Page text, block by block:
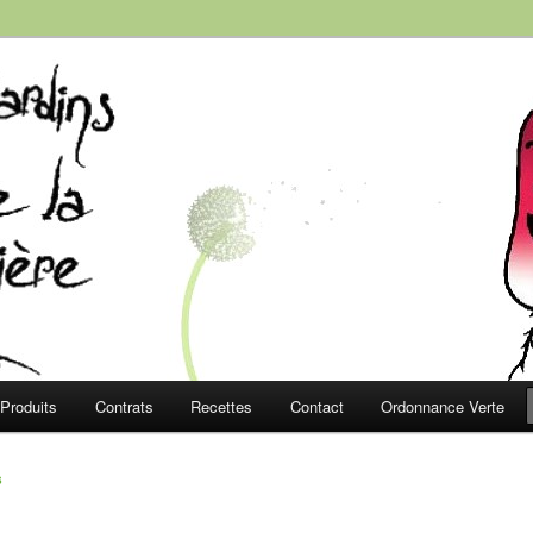
la Roussière
Produits Contrats Recettes Contact Ordonnance Verte